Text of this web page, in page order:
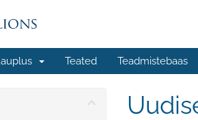
Teated Teadmistebaas